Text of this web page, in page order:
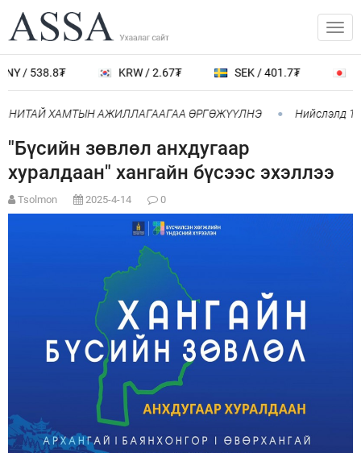
/ 538.8₮ KRW / 2.67₮ SEK / 401.7₮
ХАМТЫН АЖИЛЛАГААГАА ӨРГӨЖҮҮЛНЭ Нийслэлд
"Бүсийн зөвлөл анхдугаар
хуралдаан" хангайн бүсээс эхэллээ
Tsolmon 2025-4-14 0